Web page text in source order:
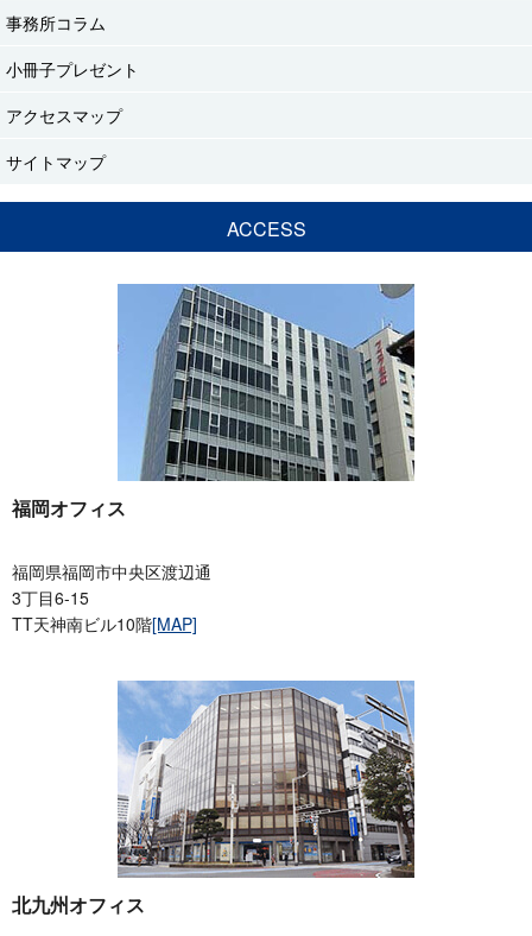
事務所コラム
小冊子プレゼント
アクセスマップ
サイトマップ
ACCESS
福岡オフィス
福岡県福岡市中央区渡辺通
3丁目6-15
TT天神南ビル10階[MAP]
北九州オフィス